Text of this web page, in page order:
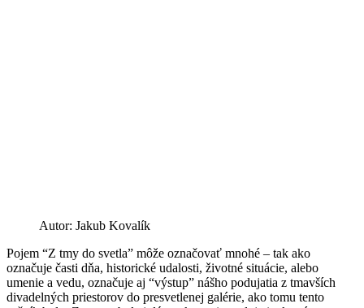
Autor: Jakub Kovalík
Pojem “Z tmy do svetla” môže označovať mnohé – tak ako
označuje časti dňa, historické udalosti, životné situácie, alebo
umenie a vedu, označuje aj “výstup” nášho podujatia z tmavších
divadelných priestorov do presvetlenej galérie, ako tomu tento